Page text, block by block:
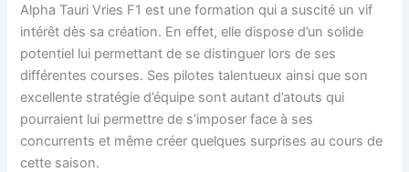
Alpha Tauri Vries F1 est une formation qui a suscité un vif
intérêt dès sa création. En effet, elle dispose d’un solide
potentiel lui permettant de se distinguer lors de ses
différentes courses. Ses pilotes talentueux ainsi que son
excellente stratégie d’équipe sont autant d’atouts qui
pourraient lui permettre de s’imposer face à ses
concurrents et même créer quelques surprises au cours de
cette saison.